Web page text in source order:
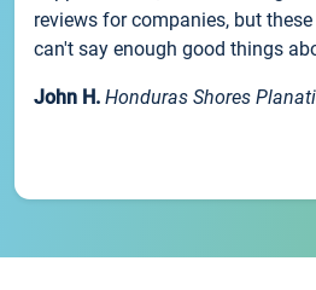
reviews for companies, but
can't say enough good things
John H. Honduras Shores